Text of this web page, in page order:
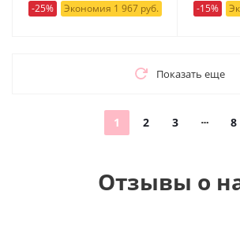
-25%
Экономия 1 967 руб.
-15%
Показать еще
1 2 3 8
Отзывы о